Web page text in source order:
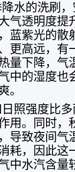
水的洗刷
气透明度提
蓝紫光的散
更高远，有
量下降，
中的湿度也
。
照强度比
用。同时，
导致夜间气
耗，因此这
中水汽含量